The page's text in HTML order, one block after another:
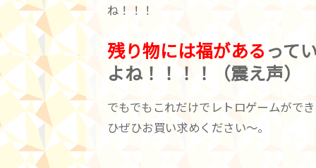
ね！！！
残り物には福がある って
よね！！！！（震え声）
でもでもこれだけでレトロゲームがで
ひぜひお買い求めください～。